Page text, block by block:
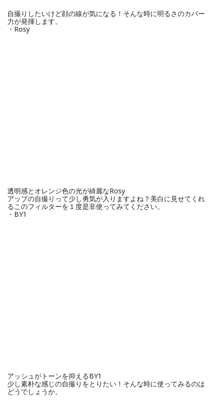
自撮りしたいけど顔の線が気になる！そんな時に明るさのカバー
力が発揮します。
・Rosy
透明感とオレンジ色の光が綺麗なRosy
アップの自撮りって少し勇気が入りますよね？美白に見せてくれ
るこのフィルターを１度是非使ってみてください。
・BY1
アッシュがトーンを抑えるBY1
少し素朴な感じの自撮りをとりたい！そんな時に使ってみるのは
どうでしょうか。